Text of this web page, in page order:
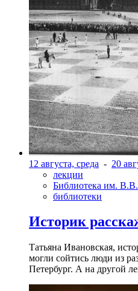
12 августа, среда - 20
лекции
Библиотека им.
библиотеки
Историк
Татьяна Ивановская,
могли сойтись люди из
Петербург. А на другой